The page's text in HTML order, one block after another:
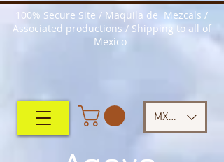
100% Secure Site / Maquila de Mezcals /
Associated productions / Shipping to all of
Mexico
MXN ($)